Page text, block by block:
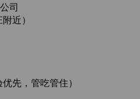
司
近）
先，管吃管住）